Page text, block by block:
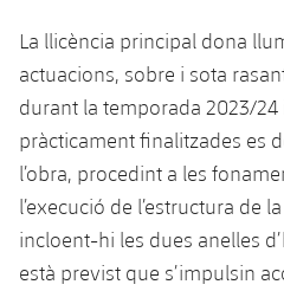
La Masia
Serveis
Serveis Mèdics
plusicon
més
Acreditacions
Instal·lacions
SUB8 A
SUB8 B
Palmarès
Jugadors
Fotos
Història
Jugadors
Fotos
Cadet B
Infantil A
Infantil B
Calendari
Entrades
Resultats
Classificació
Actualitat
Calendari
Resultats
Jugadors
Base
plusicon
més
Actualitat
Juvenil
Cadet
Campus Verano
PLUSICON
MÉS
Primer equip
plusicon
més
La llicència principal dona
actuacions, sobre i sota
durant la temporada 2023/
pràcticament finalitzades es
l’obra, procedint a les
l’execució de l’estructura de
incloent-hi les dues anelles
està previst que s’impulsin